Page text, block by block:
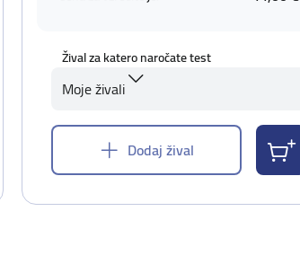
Žival za katero naročate test
Moje živali
Dodaj žival